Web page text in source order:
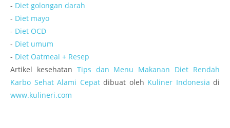
- Diet golongan darah
- Diet mayo
- Diet OCD
- Diet umum
- Diet Oatmeal + Resep
Artikel kesehatan Tips dan Menu Makanan Diet Rendah
Karbo Sehat Alami Cepatdibuat oleh Kuliner Indonesia di
www.kulineri.com